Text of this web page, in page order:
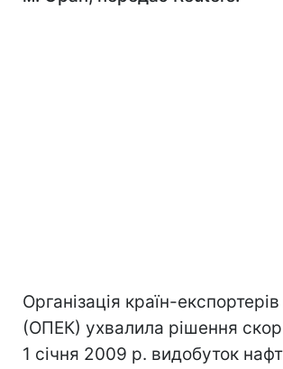
Організація країн-
(ОПЕК) ухвалила рішення
1 січня 2009 р. видобуток